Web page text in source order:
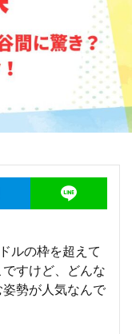
ルの枠を超えて
すけど、どんな
勢が人気なんで